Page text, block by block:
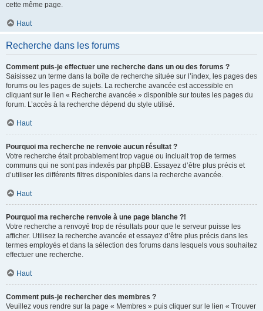
cette même page.
Haut
Recherche dans les forums
Comment puis-je effectuer une recherche dans un ou des forums ?
Saisissez un terme dans la boîte de recherche située sur l’index, les pages des
forums ou les pages de sujets. La recherche avancée est accessible en
cliquant sur le lien « Recherche avancée » disponible sur toutes les pages du
forum. L’accès à la recherche dépend du style utilisé.
Haut
Pourquoi ma recherche ne renvoie aucun résultat ?
Votre recherche était probablement trop vague ou incluait trop de termes
communs qui ne sont pas indexés par phpBB. Essayez d’être plus précis et
d’utiliser les différents filtres disponibles dans la recherche avancée.
Haut
Pourquoi ma recherche renvoie à une page blanche ?!
Votre recherche a renvoyé trop de résultats pour que le serveur puisse les
afficher. Utilisez la recherche avancée et essayez d’être plus précis dans les
termes employés et dans la sélection des forums dans lesquels vous souhaitez
effectuer une recherche.
Haut
Comment puis-je rechercher des membres ?
Veuillez vous rendre sur la page « Membres » puis cliquer sur le lien « Trouver